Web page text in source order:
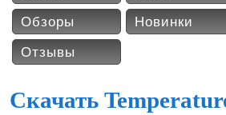
Обзоры
Новинки
Отзывы
Скачать